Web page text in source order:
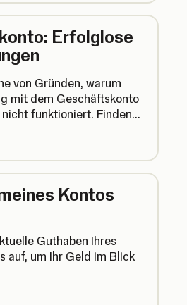
Erfolglose
von Gründen, warum
mit dem Geschäftskonto
funktioniert. Finden
Sie dagegen tun
Kontos
Guthaben Ihres
auf, um Ihr Geld im Blick